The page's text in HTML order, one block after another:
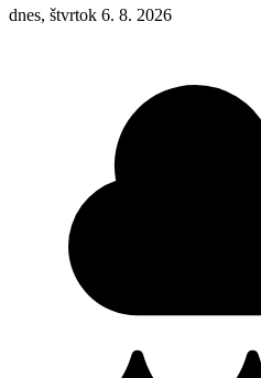
dnes, štvrtok 6. 8. 2026